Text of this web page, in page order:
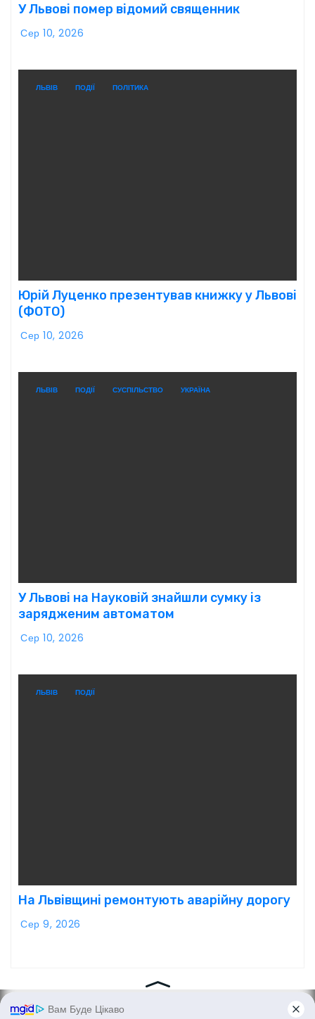
У Львові помер відомий священник
Сер 10, 2026
ЛЬВІВ ПОДІЇ ПОЛІТИКА
Юрій Луценко презентував книжку у Львові
(ФОТО)
Сер 10, 2026
ЛЬВІВ ПОДІЇ СУСПІЛЬСТВО УКРАЇНА
У Львові на Науковій знайшли сумку із
зарядженим автоматом
Сер 10, 2026
ЛЬВІВ ПОДІЇ
На Львівщині ремонтують аварійну дорогу
Сер 9, 2026